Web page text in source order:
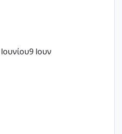
9 Ιουν